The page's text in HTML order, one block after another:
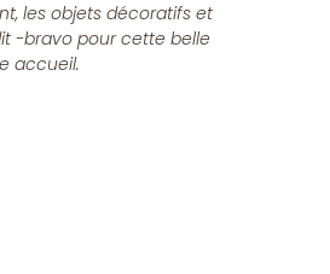
les objets décoratifs et
-bravo pour cette belle
accueil.